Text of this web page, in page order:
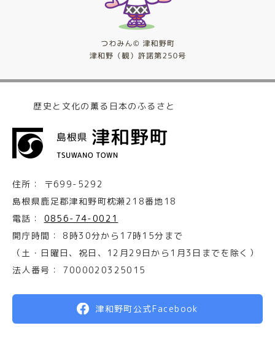
歴史と文化の薫る日本のふるさと
住所：
〒699-5292
島根県鹿足郡津和野町枕瀬218番地18
電話：
0856-74-0021
開庁時間：
8時30分から17時15分まで
（土・日曜日、祝日、12月29日から1月3日までを除く）
法人番号：
7000020325015
津和野町公式Facebook